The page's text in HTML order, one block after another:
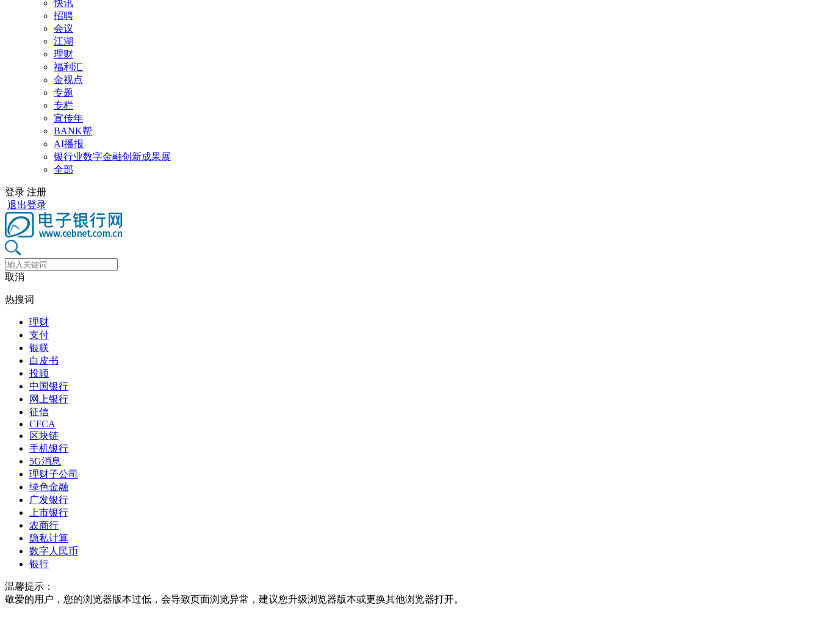
快讯
招聘
会议
江湖
理财
福利汇
金视点
专题
专栏
宣传年
BANK帮
AI播报
银行业数字金融创新成果展
全部
登录 注册
退出登录
取消
热搜词
理财
支付
银联
白皮书
投顾
中国银行
网上银行
征信
CFCA
区块链
手机银行
5G消息
理财子公司
绿色金融
广发银行
上市银行
农商行
隐私计算
数字人民币
银行
温馨提示：
敬爱的用户，您的浏览器版本过低，会导致页面浏览异常，建议您升级浏览器版本或更换其他浏览器打开。